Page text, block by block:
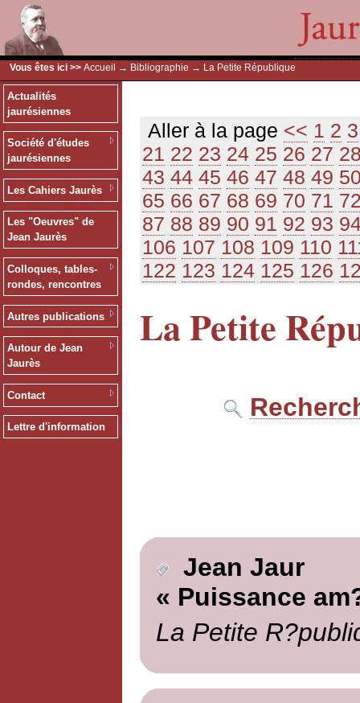
Vous êtes ici >> Accueil → Bibliographie → La Petite République
Actualités
jaurésiennes
Société d'études
jaurésiennes
Les Cahiers Jaurès
Les "Oeuvres" de
Jean Jaurès
Colloques, tables-
rondes, rencontres
Autres publications
Autour de Jean
Jaurès
Contact
Lettre d'information
Aller à la page << 1 2 3
21 22 23 24 25 26 27
43 44 45 46 47 48 49
65 66 67 68 69 70 71
87 88 89 90 91 92 93
106 107 108 109 110
122 123 124 125 126
La Petite
Jean Jaur
« Puissance
La Petite